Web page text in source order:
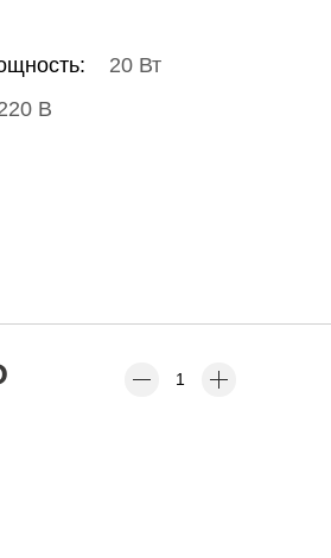
20 Вт
В